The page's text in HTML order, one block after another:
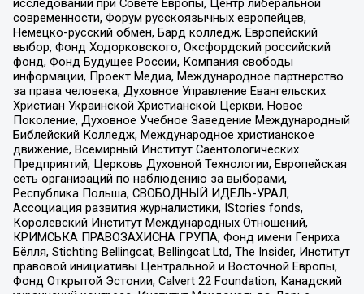
исследований при Совете Европы, Центр либеральной
современности, Форум русскоязычных европейцев,
Немецко-русский обмен, Бард колледж, Европейский
выбор, Фонд Ходорковского, Оксфордский российский
фонд, Фонд Будущее России, Компания свободы
информации, Проект Медиа, Международное партнерство
за права человека, Духовное Управление Евангельских
Христиан Украинской Христианской Церкви, Новое
Поколение, Духовное Учебное Заведение Международный
Библейский Колледж, Международное христианское
движение, Всемирный Институт Саентологических
Предприятий, Церковь Духовной Технологии, Европейская
сеть организаций по наблюдению за выборами,
Республика Польша, СВОБОДНЫЙ ИДЕЛЬ-УРАЛ,
Ассоциация развития журналистики, IStories fonds,
Королевский Институт Международных Отношений,
КРИМСЬКА ПРАВОЗАХИСНА ГРУПА, Фонд имени Генриха
Бёлля, Stichting Bellingcat, Bellingcat Ltd, The Insider, Институт
правовой инициативы Центральной и Восточной Европы,
Фонд Открытой Эстонии, Calvert 22 Foundation, Канадский